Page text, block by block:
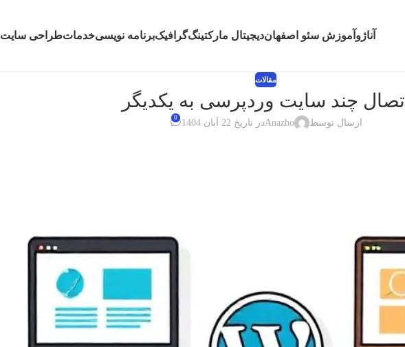
آناژو آموزش سئو اصفهاندیجیتال مارکتینگگرافیکبرنامه نویسیخدماتطراحی سایت
مقالات
اتصال چند سایت وردپرسی به یکدیگر
ارسال توسط Anazhoدر تاریخ 22 آبان 1404 0